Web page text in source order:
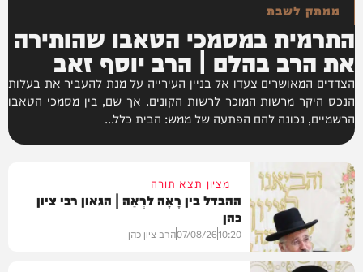
ממתק לשבת
התרמית במסמכי הטאבו שהותירה
את הרב בהלם | הרב יוסף זאב
הצדדים המאושרים צעדו אל בניין העירייה על מנת להעביר את בעלות
הנכס היקר מרשות המוכר לרשות הקונים. אך שם, בין מסמכי הטאבו
הרשמיים, נכונה להם הפתעה של ממש: הבית כלל...
מציון תצא תורה
ההבדל בין רָאָה לרְאֵה | הגאון רבי ציון
כהן
10:20
07/08/26הרב ציון כהן